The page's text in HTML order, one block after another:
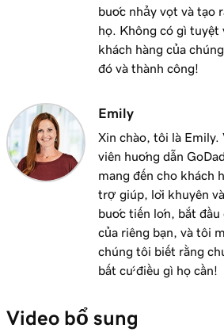
Bài học 12 (trong số 23)
Chỉnh sửa nút thao tác trong
Bài học 13 (trong số 23)
Thêm logo vào tiêu đề của tôi
+ Marketing
Bài học 14 (trong số 23)
Sử dụng video làm phương tiện
trong Websites + Marketing
Bài học 15 (trong số 23)
Sử dụng trình chiếu làm phương
bước nhảy vọt và tạo
họ. Không có gì tuyệt
khách hàng của
đó và thành công!
Emily
Xin chào, tôi là Emily.
viên hướng dẫn
mang đến cho khách
trợ giúp, lời khuyên
bước tiến lớn, bắt
của riêng bạn, và tôi
chúng tôi biết rằng
bất cứ điều gì họ cần!
Video bổ sung